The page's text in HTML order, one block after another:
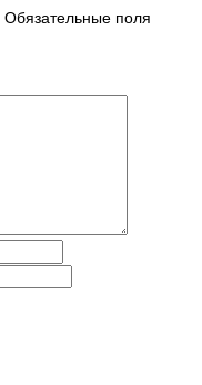
Обязательные поля